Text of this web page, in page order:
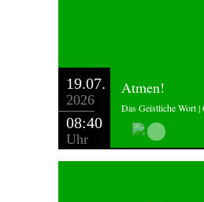
19.07.
2026
08:40
Uhr
Atmen!
Das Geistliche Wort |